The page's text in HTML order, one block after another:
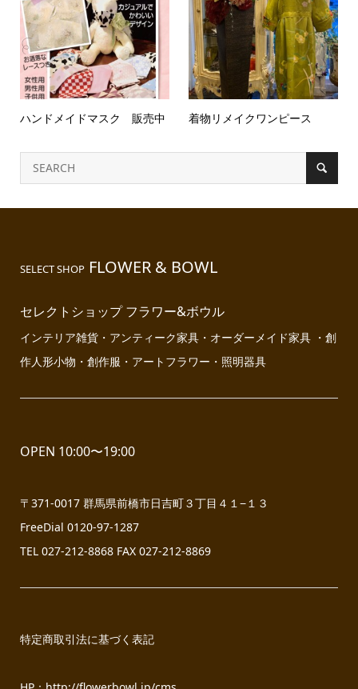
ハンドメイドマスク 販売中 着物リメイクワンピース
SELECT SHOP FLOWER & BOWL
セレクトショップ フラワー&ボウル
インテリア雑貨・アンティーク家具・オーダーメイド家具 ・創
作人形小物・創作服・アートフラワー・照明器具
OPEN 10:00〜19:00
〒371-0017 群馬県前橋市日吉町３丁目４１−１３
FreeDial 0120-97-1287
TEL 027-212-8868 FAX 027-212-8869
特定商取引法に基づく表記